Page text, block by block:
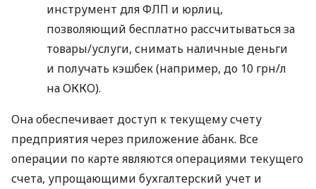
инструмент для ФЛП и юрлиц,
позволяющий бесплатно рассчитываться за
товары/услуги, снимать наличные деньги
и получать кэшбек (например, до 10 грн/л
на ОККО).
Она обеспечивает доступ к текущему счету
предприятия через приложение àбанк. Все
операции по карте являются операциями текущего
счета, упрощающими бухгалтерский учет и